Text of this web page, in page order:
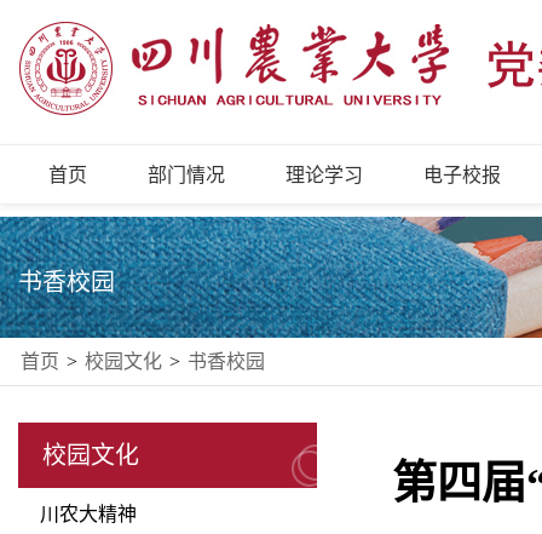
首页 部门情况 理论学习 电子校报
书香校园
首页 > 校园文化 > 书香校园
校园文化
川农大精神
第四届